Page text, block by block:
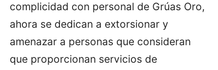
complicidad con personal de Grúas Oro,
ahora se dedican a extorsionar y
amenazar a personas que consideran
que proporcionan servicios de